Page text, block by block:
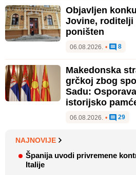
Objavljen
Jovine, roditelji
poništen
06.08.2026. • 8
Makedonska
grčkoj zbog
Sadu:
istorijsko
06.08.2026. • 29
NAJNOVIJE
Španija uvodi privremene
Italije